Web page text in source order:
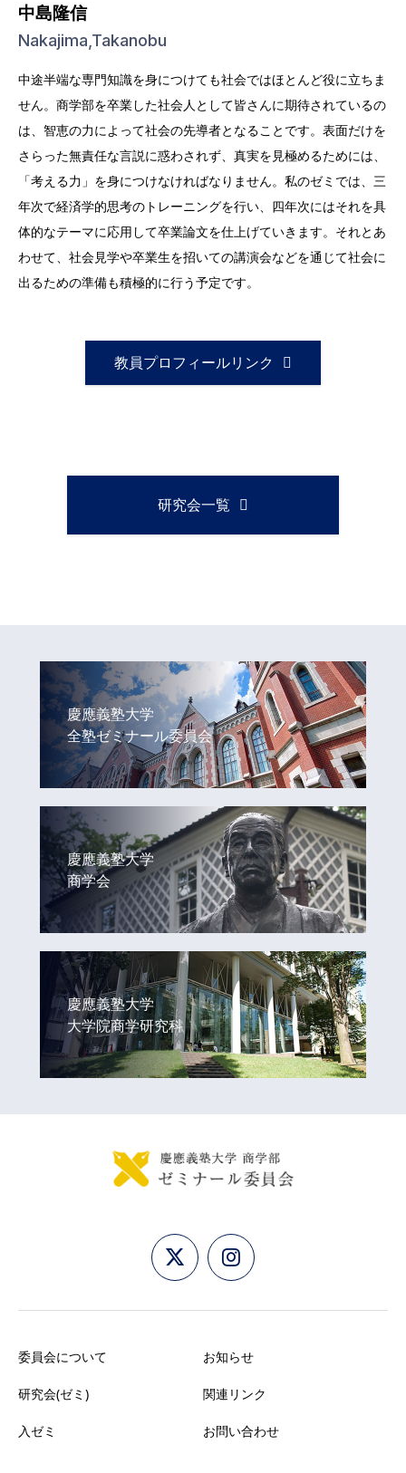
中島隆信
Nakajima,Takanobu
中途半端な専門知識を身につけても社会ではほとんど役に立ちま
せん。商学部を卒業した社会人として皆さんに期待されているの
は、智恵の力によって社会の先導者となることです。表面だけを
さらった無責任な言説に惑わされず、真実を見極めるためには、
「考える力」を身につけなければなりません。私のゼミでは、三
年次で経済学的思考のトレーニングを行い、四年次にはそれを具
体的なテーマに応用して卒業論文を仕上げていきます。それとあ
わせて、社会見学や卒業生を招いての講演会などを通じて社会に
出るための準備も積極的に行う予定です。
教員プロフィールリンク
研究会一覧
慶應義塾大学
全塾ゼミナール委員会
慶應義塾大学
商学会
慶應義塾大学
大学院商学研究科
委員会について
研究会(ゼミ)
入ゼミ
お知らせ
関連リンク
お問い合わせ